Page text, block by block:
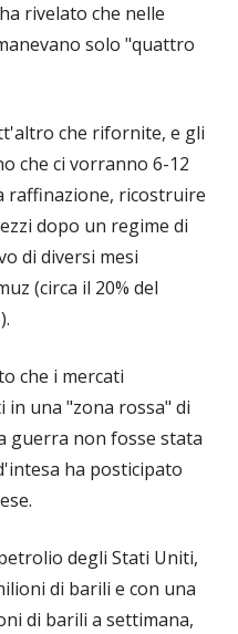
rivelato che nelle
solo "quattro
che rifornite, e gli
che ci vorranno 6-12
raffinazione, ricostruire
dopo un regime di
di diversi mesi
(circa il 20% del
che i mercati
una "zona rossa" di
guerra non fosse stata
ha posticipato
degli Stati Uniti,
di barili e con una
di barili a settimana,